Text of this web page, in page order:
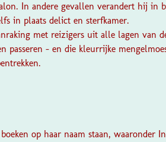
In andere gevallen verandert hij in
in plaats delict en sterfkamer.
met reizigers uit alle lagen van
passeren – en die kleurrijke
op haar naam staan, waaronder